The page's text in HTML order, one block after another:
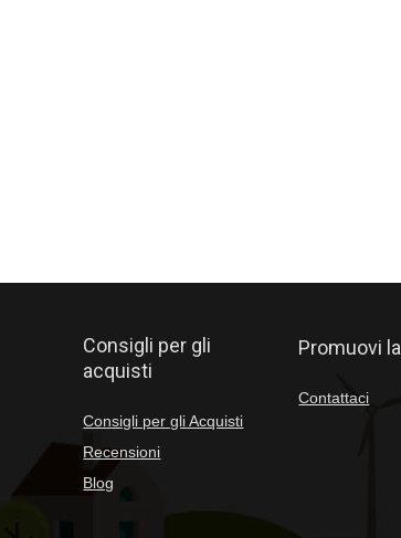
Consigli per gli
acquisti
Consigli per gli Acquisti
Recensioni
Blog
Promuovi
Contattaci